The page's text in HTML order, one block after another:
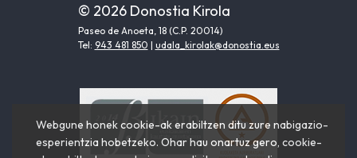
© 2026 Donostia Kirola
Paseo de Anoeta, 18 (C.P. 20014)
Tel: 943 481 850 | udala_kirolak@donostia.eus
Webgune honek cookie-ak erabiltzen ditu zure nabigazio-
esperientzia hobetzeko. Ohar hau onartuz gero, cookie-